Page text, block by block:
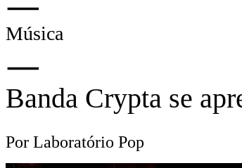
Música
Banda Crypta se
Por Laboratório Pop